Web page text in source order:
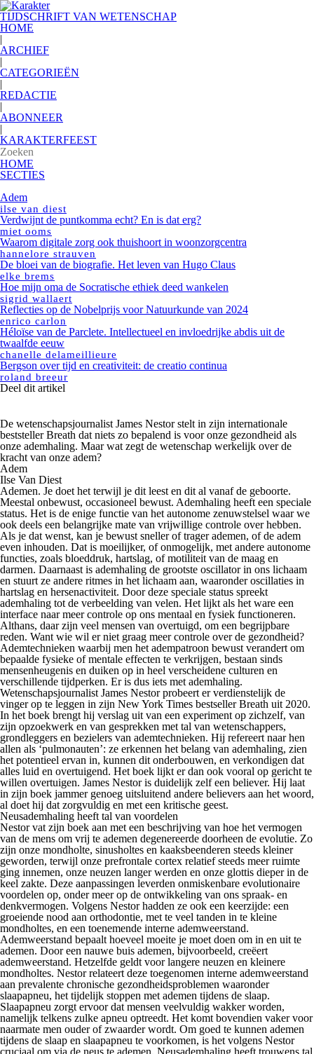
TIJDSCHRIFT VAN WETENSCHAP
HOME
|
ARCHIEF
|
CATEGORIEËN
|
REDACTIE
|
ABONNEER
|
KARAKTERFEEST
HOME
SECTIES
Adem
ilse van diest
Verdwijnt de puntkomma echt? En is dat erg?
miet ooms
Waarom digitale zorg ook thuishoort in woonzorgcentra
hannelore strauven
De bloei van de biografie. Het leven van Hugo Claus
elke brems
Hoe mijn oma de Socratische ethiek deed wankelen
sigrid wallaert
Reflecties op de Nobelprijs voor Natuurkunde van 2024
enrico carlon
Héloïse van de Parclete. Intellectueel en invloedrijke abdis uit de
twaalfde eeuw
chanelle delameillieure
Bergson over tijd en creativiteit: de creatio continua
roland breeur
Deel dit artikel
De wetenschapsjournalist James Nestor stelt in zijn internationale
beststeller Breath dat niets zo bepalend is voor onze gezondheid als
onze ademhaling. Maar wat zegt de wetenschap werkelijk over de
kracht van onze adem?
Adem
Ilse Van Diest
Ademen. Je doet het terwijl je dit leest en dit al vanaf de geboorte.
Meestal onbewust, occasioneel bewust. Ademhaling heeft een speciale
status. Het is de enige functie van het autonome zenuwstelsel waar we
ook deels een belangrijke mate van vrijwillige controle over hebben.
Als je dat wenst, kan je bewust sneller of trager ademen, of de adem
even inhouden. Dat is moeilijker, of onmogelijk, met andere autonome
functies, zoals bloeddruk, hartslag, of motiliteit van de maag en
darmen. Daarnaast is ademhaling de grootste oscillator in ons lichaam
en stuurt ze andere ritmes in het lichaam aan, waaronder oscillaties in
hartslag en hersenactiviteit. Door deze speciale status spreekt
ademhaling tot de verbeelding van velen. Het lijkt als het ware een
interface naar meer controle op ons mentaal en fysiek functioneren.
Althans, daar zijn veel mensen van overtuigd, om een begrijpbare
reden. Want wie wil er niet graag meer controle over de gezondheid?
Ademtechnieken waarbij men het adempatroon bewust verandert om
bepaalde fysieke of mentale effecten te verkrijgen, bestaan sinds
mensenheugenis en duiken op in heel verscheidene culturen en
verschillende tijdperken. Er is dus iets met ademhaling.
Wetenschapsjournalist James Nestor probeert er verdienstelijk de
vinger op te leggen in zijn New York Times bestsellerBreath uit 2020.
In het boek brengt hij verslag uit van een experiment op zichzelf, van
zijn opzoekwerk en van gesprekken met tal van wetenschappers,
grondleggers en bezielers van ademtechnieken. Hij refereert naar hen
allen als ‘pulmonauten’: ze erkennen het belang van ademhaling, zien
het potentieel ervan in, kunnen dit onderbouwen, en verkondigen dat
alles luid en overtuigend. Het boek lijkt er dan ook vooral op gericht te
willen overtuigen. James Nestor is duidelijk zelf een believer. Hij laat
in zijn boek jammer genoeg uitsluitend andere believers aan het woord,
al doet hij dat zorgvuldig en met een kritische geest.
Neusademhaling heeft tal van voordelen
Nestor vat zijn boek aan met een beschrijving van hoe het vermogen
van de mens om vrij te ademen degenereerde doorheen de evolutie. Zo
zijn onze mondholte, sinusholtes en kaaksbeenderen steeds kleiner
geworden, terwijl onze prefrontale cortex relatief steeds meer ruimte
ging innemen, onze neuzen langer werden en onze glottis dieper in de
keel zakte. Deze aanpassingen leverden onmiskenbare evolutionaire
voordelen op, onder meer op de ontwikkeling van ons spraak- en
denkvermogen. Volgens Nestor hadden ze ook een keerzijde: een
groeiende nood aan orthodontie, met te veel tanden in te kleine
mondholtes, en een toenemende interne ademweerstand.
Ademweerstand bepaalt hoeveel moeite je moet doen om in en uit te
ademen. Door een nauwe buis ademen, bijvoorbeeld, creëert
ademweerstand. Hetzelfde geldt voor langere neuzen en kleinere
mondholtes. Nestor relateert deze toegenomen interne ademweerstand
aan prevalente chronische gezondheidsproblemen waaronder
slaapapneu, het tijdelijk stoppen met ademen tijdens de slaap.
Slaapapneu zorgt ervoor dat mensen veelvuldig wakker worden,
namelijk telkens zulke apneu optreedt. Het komt bovendien vaker voor
naarmate men ouder of zwaarder wordt. Om goed te kunnen ademen
tijdens de slaap en slaapapneu te voorkomen, is het volgens Nestor
cruciaal om via de neus te ademen. Neusademhaling heeft trouwens tal